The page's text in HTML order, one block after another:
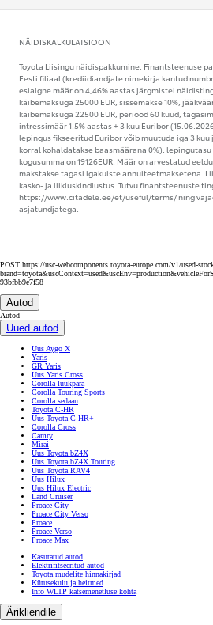
NÄIDISKALKULATSIOON
Toyota Liisingu näidispakkumine. Finantsteenuse
Eesti filiaal (krediidiandjate nimekirja kantud
esialgne määr on 4,46% aastas järgmistel
käibemaksuga 25000 EUR, sissemakse 10%,
käibemaksuga 22500 EUR, periood 60 kuud,
intressimäär 1.5% aastas + 3 kuu Euribor
lepingus fikseeritud Euribor võib muutuda iga 3
korral kohaldatakse baasmäärana 0%),
kogusumma on 19126EUR. Määr on arvestatud
makstakse tagasi igakuiste annuiteetmaksetena.
kasko- ja liikluskindlustus. Tutvu finantsteenuste
https://www.citadele.ee/et/useful/terms/ ning
asjatundjatega.
POST https://usc-webcomponents.toyota-europe.com/v1/used-
93bfbb9e7f58
Autod
Autod
Uued autod
Uus Aygo X
Yaris
GR Yaris
Uus Yaris Cross
Corolla luukpära
Corolla Touring Sports
Corolla sedaan
Toyota C-HR
Uus Toyota C-HR+
Corolla Cross
Camry
Mirai
Uus Toyota bZ4X
Uus Toyota bZ4X Touring
Uus Toyota RAV4
Uus Hilux
Uus Hilux Electric
Land Cruiser
Proace City
Proace City Verso
Proace
Proace Verso
Proace Max
Kasutatud autod
Elektrifitseeritud autod
Toyota mudelite hinnakirjad
Kütusekulu ja heitmed
Info WLTP katsemenetluse kohta
Ärikliendile